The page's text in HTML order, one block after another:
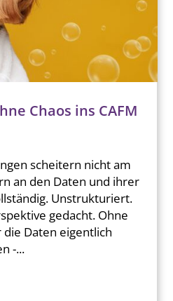
Chaos ins CAFM
scheitern nicht am
an den Daten und ihrer
Unstrukturiert.
gedacht. Ohne
Daten eigentlich
-...